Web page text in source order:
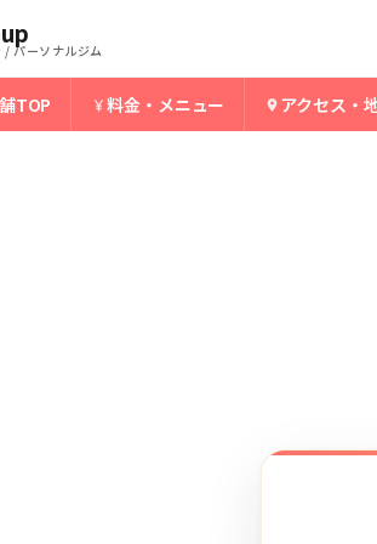
/ パーソナルジム
TOP 料金・メニュー アクセス・
› 谷山骨盤整骨院